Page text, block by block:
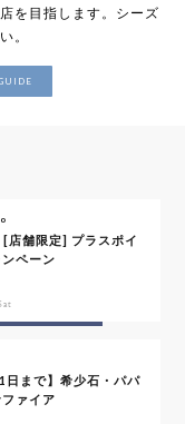
を目指します。シーズ
。
店舗限定] プラスポイ
ペーン
日まで】希少石・パパ
ァイア